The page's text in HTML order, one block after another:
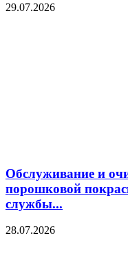
29.07.2026
Обслуживание и
порошковой
службы...
28.07.2026